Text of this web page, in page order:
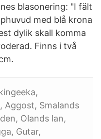
blasonering: "I fält
med blå krona
dylik skall komma
Finns i två
Aggost, Smalands
Olands lan,
Gutar,